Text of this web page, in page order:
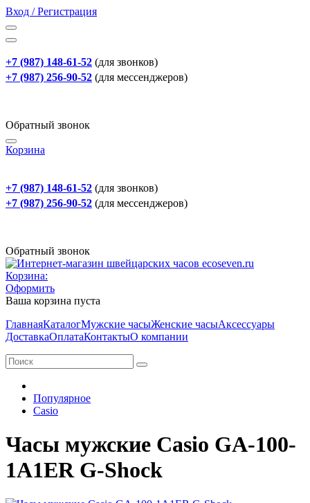
Вход / Регистрация
+7 (987) 148-61-52 (для звонков)
+7 (987) 256-90-52 (для мессенджеров)
Обратный звонок
Корзина
+7 (987) 148-61-52 (для звонков)
+7 (987) 256-90-52 (для мессенджеров)
Обратный звонок
Корзина:
Оформить
Ваша корзина пуста
ГлавнаяКаталогМужские часыЖенские часыАксессуары
ДоставкаОплатаКонтактыО компании
Популярное
Casio
Часы мужские Casio GA-100-
1A1ER G-Shock